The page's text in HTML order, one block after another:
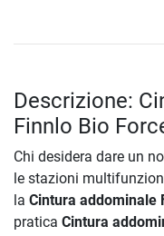
Descrizione:
Finnlo Bio
Chi desidera dare un
le stazioni
la Cintura addominale
pratica Cintura